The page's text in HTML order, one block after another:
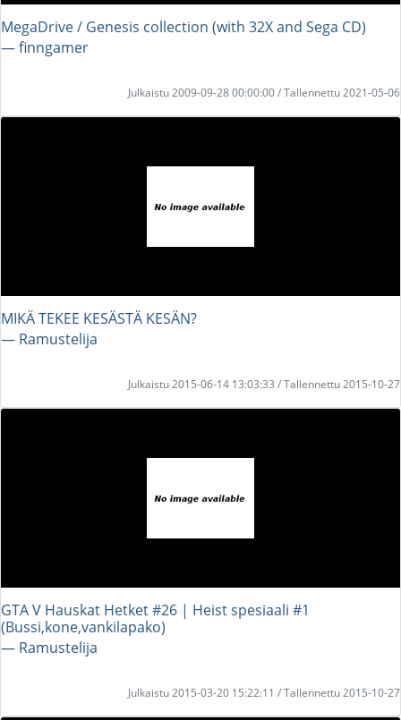
MegaDrive / Genesis collection (with 32X and Sega CD)
― finngamer
Julkaistu 2009-09-28 00:00:00 / Tallennettu 2021-05-06
MIKÄ TEKEE KESÄSTÄ KESÄN?
― Ramustelija
Julkaistu 2015-06-14 13:03:33 / Tallennettu 2015-10-27
GTA V Hauskat Hetket #26 | Heist spesiaali #1
(Bussi,kone,vankilapako)
― Ramustelija
Julkaistu 2015-03-20 15:22:11 / Tallennettu 2015-10-27